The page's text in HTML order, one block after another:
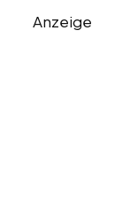
Anzeige